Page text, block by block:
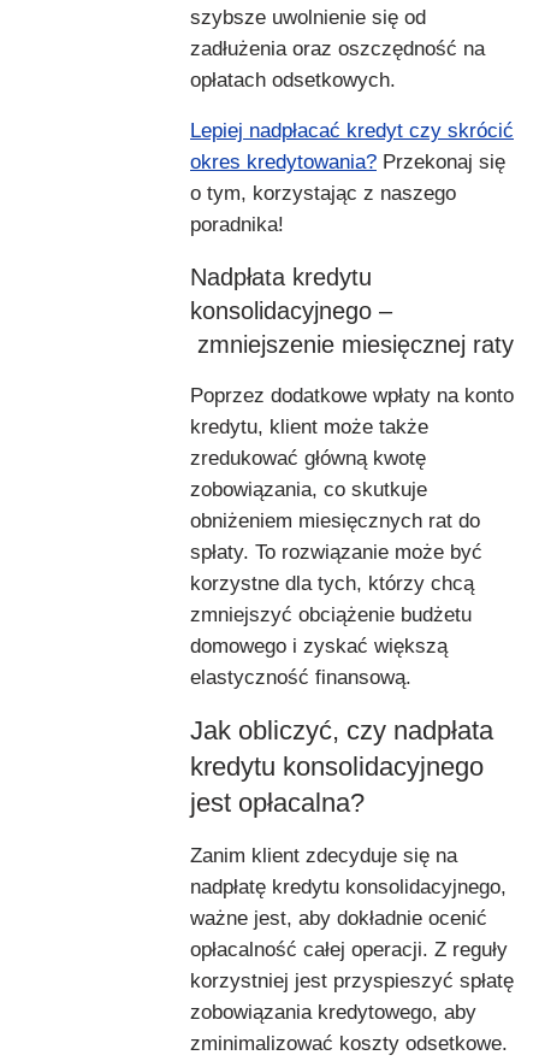
szybsze uwolnienie się od
zadłużenia oraz oszczędność na
opłatach odsetkowych.
Lepiej nadpłacać kredyt czy skrócić
okres kredytowania? Przekonaj się
o tym, korzystając z naszego
poradnika!
Nadpłata kredytu
konsolidacyjnego –
zmniejszenie miesięcznej raty
Poprzez dodatkowe wpłaty na konto
kredytu, klient może także
zredukować główną kwotę
zobowiązania, co skutkuje
obniżeniem miesięcznych rat do
spłaty. To rozwiązanie może być
korzystne dla tych, którzy chcą
zmniejszyć obciążenie budżetu
domowego i zyskać większą
elastyczność finansową.
Jak obliczyć, czy nadpłata
kredytu konsolidacyjnego
jest opłacalna?
Zanim klient zdecyduje się na
nadpłatę kredytu konsolidacyjnego,
ważne jest, aby dokładnie ocenić
opłacalność całej operacji. Z reguły
korzystniej jest przyspieszyć spłatę
zobowiązania kredytowego, aby
zminimalizować koszty odsetkowe.